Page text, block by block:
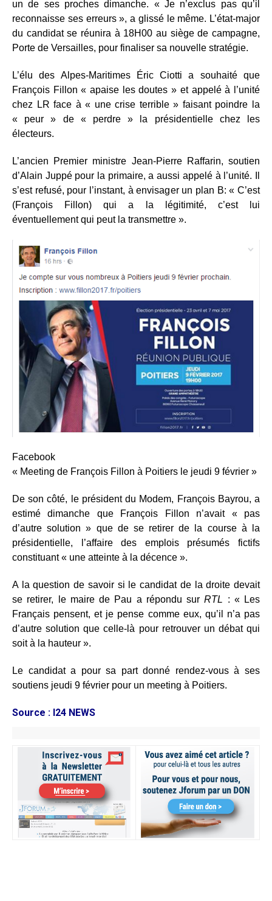
un de ses proches dimanche. « Je n’exclus pas qu’il
reconnaisse ses erreurs », a glissé le même. L’état-major
du candidat se réunira à 18H00 au siège de campagne,
Porte de Versailles, pour finaliser sa nouvelle stratégie.
L’élu des Alpes-Maritimes Éric Ciotti a souhaité que
François Fillon « apaise les doutes » et appelé à l’unité
chez LR face à « une crise terrible » faisant poindre la
« peur » de « perdre » la présidentielle chez les
électeurs.
L’ancien Premier ministre Jean-Pierre Raffarin, soutien
d’Alain Juppé pour la primaire, a aussi appelé à l’unité. Il
s’est refusé, pour l’instant, à envisager un plan B: « C’est
(François Fillon) qui a la légitimité, c’est lui
éventuellement qui peut la transmettre ».
Facebook
« Meeting de François Fillon à Poitiers le jeudi 9 février »
De son côté, le président du Modem, François Bayrou, a
estimé dimanche que François Fillon n’avait « pas
d’autre solution » que de se retirer de la course à la
présidentielle, l’affaire des emplois présumés fictifs
constituant « une atteinte à la décence ».
A la question de savoir si le candidat de la droite devait
se retirer, le maire de Pau a répondu surRTL : « Les
Français pensent, et je pense comme eux, qu’il n’a pas
d’autre solution que celle-là pour retrouver un débat qui
soit à la hauteur ».
Le candidat a pour sa part donné rendez-vous à ses
soutiens jeudi 9 février pour un meeting à Poitiers.
Source : I24 NEWS